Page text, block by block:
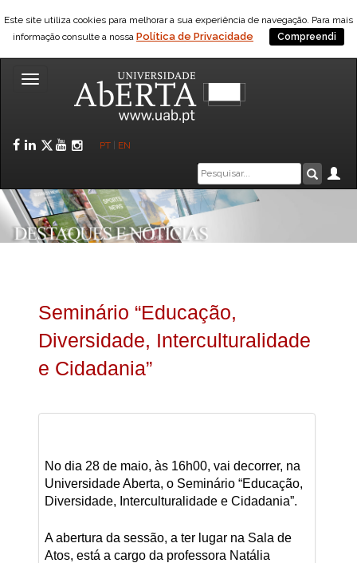
Este site utiliza cookies para melhorar a sua experiência de navegação. Para mais
informação consulte a nossa Política de Privacidade Compreendi
Toggle
Facebook
LinkedIn
Twitter
YouTube
Instagram
PT EN
Caixa
de
pesquisa
Seminário “Educação,
Diversidade, Interculturalidade
e Cidadania”
No dia 28 de maio, às 16h00, vai decorrer, na
Universidade Aberta, o Seminário “Educação,
Diversidade, Interculturalidade e Cidadania”.
A abertura da sessão, a ter lugar na Sala de
Atos, está a cargo da professora Natália